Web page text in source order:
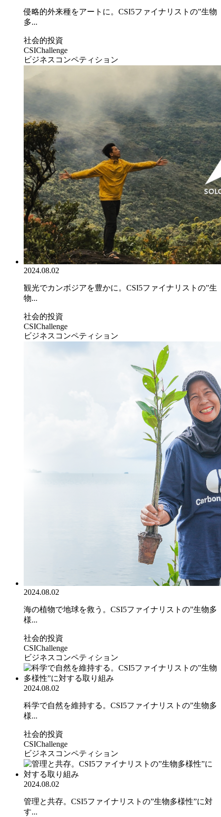
侵略的外来種をアートに。CSI5ファイナリストの”生物
多...
社会的投資
CSIChallenge
ビジネスコンペティション
2024.08.02
観光でカンボジアを豊かに。CSI5ファイナリストの”生
物...
社会的投資
CSIChallenge
ビジネスコンペティション
2024.08.02
海の植物で地球を救う。CSI5ファイナリストの”生物多
様...
社会的投資
CSIChallenge
ビジネスコンペティション
2024.08.02
科学で自然を維持する。CSI5ファイナリストの”生物多
様...
社会的投資
CSIChallenge
ビジネスコンペティション
2024.08.02
管理と共存。CSI5ファイナリストの”生物多様性”に対
す...